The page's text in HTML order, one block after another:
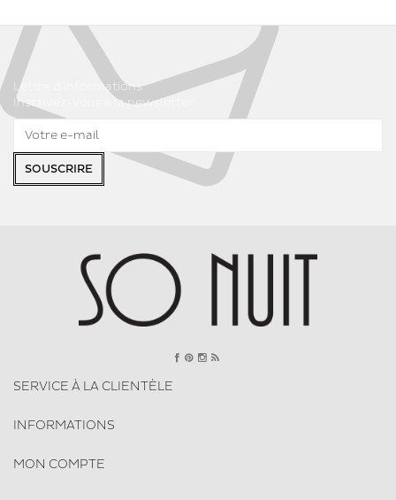
Lettre d'informations
Inscrivez-vous à la newsletter
SOUSCRIRE
SERVICE À LA CLIENTÈLE
INFORMATIONS
MON COMPTE